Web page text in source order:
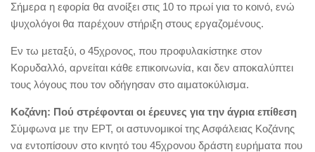
Σήμερα η εφορία θα ανοίξει στις 10 το πρωί για το κοινό, ενώ
ψυχολόγοι θα παρέχουν στήριξη στους εργαζομένους.
Εν τω μεταξύ, ο 45χρονος, που προφυλακίστηκε στον
Κορυδαλλό, αρνείται κάθε επικοινωνία, και δεν αποκαλύπτει
τους λόγους που τον οδήγησαν στο αιματοκύλισμα.
Κοζάνη: Πού στρέφονται οι έρευνες για την άγρια επίθεση
Σύμφωνα με την ΕΡΤ, οι αστυνομικοί της Ασφάλειας Κοζάνης
να εντοπίσουν στο κινητό του 45χρονου δράστη ευρήματα που